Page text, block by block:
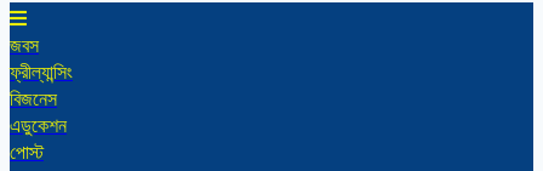
জবস
ফ্রীল্যান্সিং
বিজনেস
এডুকেশন
পোস্ট